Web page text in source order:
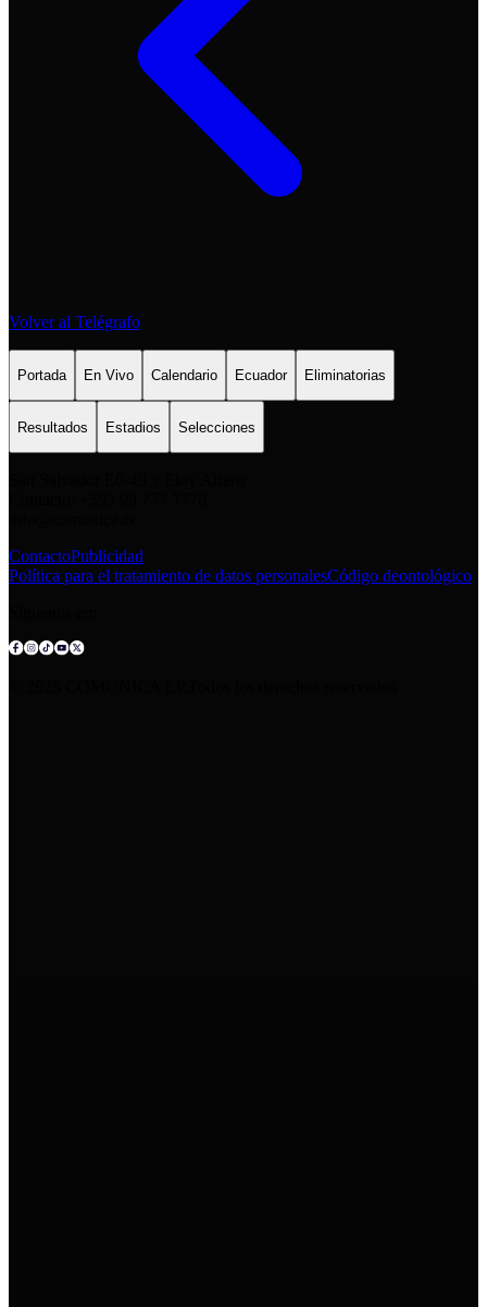
Volver al Telégrafo
Portada En Vivo Calendario Ecuador Eliminatorias
Resultados Estadios Selecciones
ContactoPublicidad
Política para el tratamiento de datos personalesCódigo deontológico